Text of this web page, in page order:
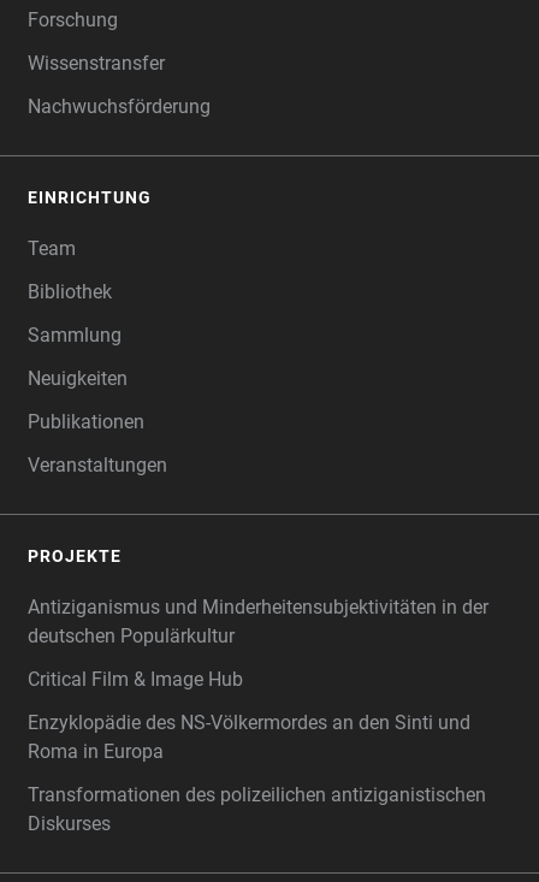
Forschung
Wissenstransfer
Nachwuchsförderung
EINRICHTUNG
Team
Bibliothek
Sammlung
Neuigkeiten
Publikationen
Veranstaltungen
PROJEKTE
Antiziganismus und Minderheitensubjektivitäten in der
deutschen Populärkultur
Critical Film & Image Hub
Enzyklopädie des NS-Völkermordes an den Sinti und
Roma in Europa
Transformationen des polizeilichen antiziganistischen
Diskurses